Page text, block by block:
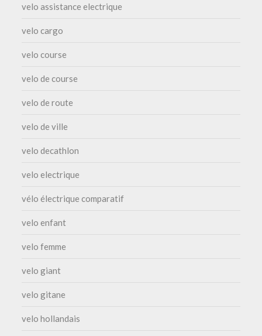
velo assistance electrique
velo cargo
velo course
velo de course
velo de route
velo de ville
velo decathlon
velo electrique
vélo électrique comparatif
velo enfant
velo femme
velo giant
velo gitane
velo hollandais